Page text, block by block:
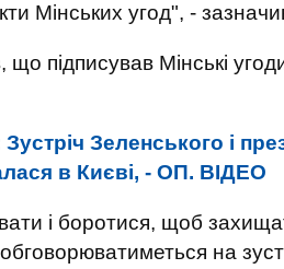
Мінських угод", -
підписував Мінські
Зустріч Зеленського і
в Києві, - ОП. ВIДЕО
і боротися, щоб
на